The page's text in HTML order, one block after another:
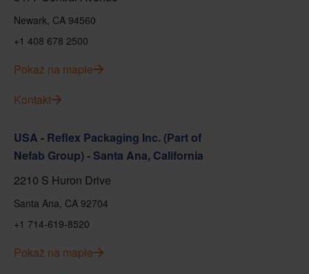
Newark, CA 94560
+1 408 678 2500
Pokaż na mapie
Kontakt
USA - Reflex Packaging Inc. (Part of
Nefab Group) - Santa Ana, California
2210 S Huron Drive
Santa Ana, CA 92704
+1 714-619-8520
Pokaż na mapie